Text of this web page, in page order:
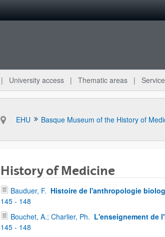
University access Thematic areas
EHU
History of Medicine
Bauduer, F. Histoire de l'anthropologie
145 - 148
Bouchet, A.; Charlier, Ph. L'enseignement de
145 - 148